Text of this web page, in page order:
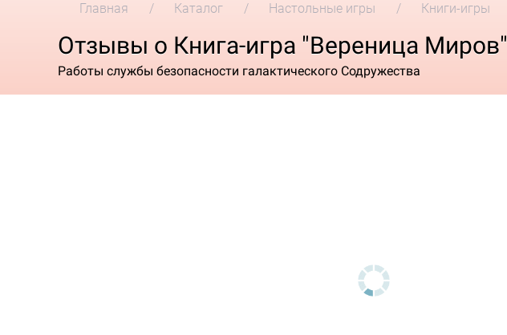
Главная Каталог Настольные игры Книги-игры
Отзывы о Книга-игра "Вереница Миров"
Работы службы безопасности галактического Содружества